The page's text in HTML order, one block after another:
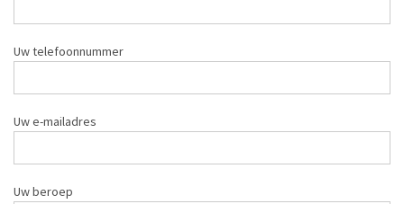
Uw telefoonnummer
Uw e-mailadres
Uw beroep